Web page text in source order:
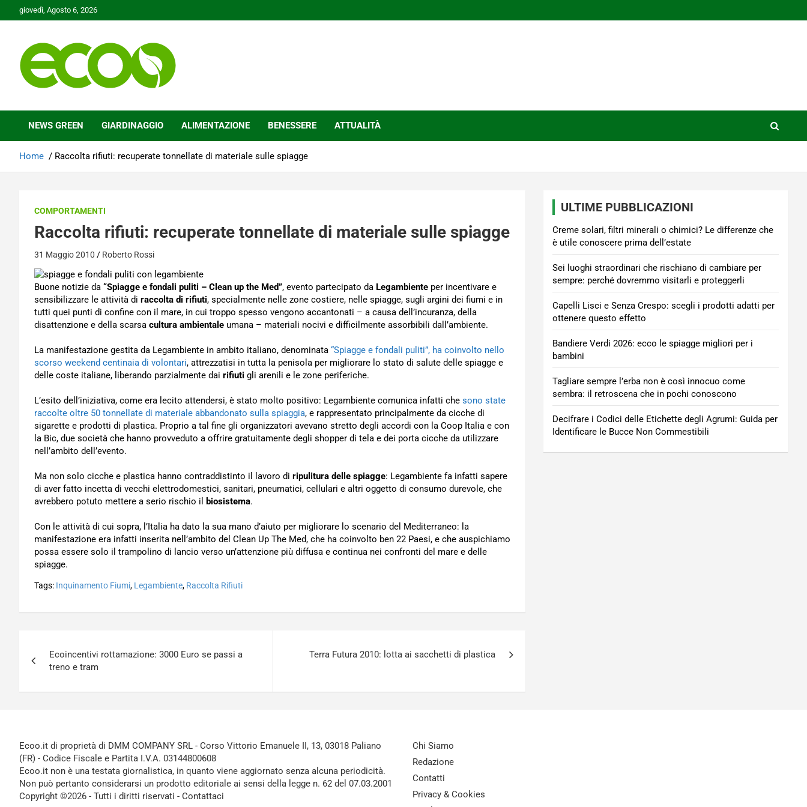
to
giovedì, Agosto 6, 2026
Ecoo.it
NEWS GREEN GIARDINAGGIO ALIMENTAZIONE BENESSERE ATTUALITÀ
Home Raccolta rifiuti: recuperate tonnellate di materiale sulle spiagge
COMPORTAMENTI
Raccolta rifiuti: recuperate tonnellate di materiale sulle spiagge
31 Maggio 2010 Roberto Rossi
Buone notizie da “Spiagge e fondali puliti – Clean up the Med”, evento partecipato da Legambiente per incentivare e
sensibilizzare le attività di raccolta di rifiuti, specialmente nelle zone costiere, nelle spiagge, sugli argini dei fiumi e in
tutti quei punti di confine con il mare, in cui troppo spesso vengono accantonati – a causa dell’incuranza, della
disattenzione e della scarsa cultura ambientale umana – materiali nocivi e difficilmente assorbibili dall’ambiente.
La manifestazione gestita da Legambiente in ambito italiano, denominata “Spiagge e fondali puliti”, ha coinvolto nello
scorso weekend centinaia di volontari, attrezzatisi in tutta la penisola per migliorare lo stato di salute delle spiagge e
delle coste italiane, liberando parzialmente dai rifiuti gli arenili e le zone periferiche.
L’esito dell’iniziativa, come era lecito attendersi, è stato molto positivo: Legambiente comunica infatti che sono state
raccolte oltre 50 tonnellate di materiale abbandonato sulla spiaggia, e rappresentato principalmente da cicche di
sigarette e prodotti di plastica. Proprio a tal fine gli organizzatori avevano stretto degli accordi con la Coop Italia e con
la Bic, due società che hanno provveduto a offrire gratuitamente degli shopper di tela e dei porta cicche da utilizzare
nell’ambito dell’evento.
Ma non solo cicche e plastica hanno contraddistinto il lavoro di ripulitura delle spiagge: Legambiente fa infatti sapere
di aver fatto incetta di vecchi elettrodomestici, sanitari, pneumatici, cellulari e altri oggetto di consumo durevole, che
avrebbero potuto mettere a serio rischio il
biosistema.
Con le attività di cui sopra, l’Italia ha dato la sua mano d’aiuto per migliorare lo scenario del Mediterraneo: la
manifestazione era infatti inserita nell’ambito del Clean Up The Med, che ha coinvolto ben 22 Paesi, e che auspichiamo
possa essere solo il trampolino di lancio verso un’attenzione più diffusa e continua nei confronti del mare e delle
spiagge.
Tags: Inquinamento Fiumi, Legambiente, Raccolta Rifiuti
articoli
Ecoincentivi rottamazione: 3000 Euro se passi a
treno e tram
Terra Futura 2010: lotta ai sacchetti di plastica
ULTIME PUBBLICAZIONI
Creme solari, filtri minerali o chimici? Le differenze che
è utile conoscere prima dell’estate
Sei luoghi straordinari che rischiano di cambiare per
sempre: perché dovremmo visitarli e proteggerli
Capelli Lisci e Senza Crespo: scegli i prodotti adatti per
ottenere questo effetto
Bandiere Verdi 2026: ecco le spiagge migliori per i
bambini
Tagliare sempre l’erba non è così innocuo come
sembra: il retroscena che in pochi conoscono
Decifrare i Codici delle Etichette degli Agrumi: Guida per
Identificare le Bucce Non Commestibili
Ecoo.it di proprietà di DMM COMPANY SRL - Corso Vittorio Emanuele II, 13, 03018 Paliano
(FR) - Codice Fiscale e Partita I.V.A. 03144800608
Ecoo.it non è una testata giornalistica, in quanto viene aggiornato senza alcuna periodicità.
Non può pertanto considerarsi un prodotto editoriale ai sensi della legge n. 62 del 07.03.2001
Copyright ©2026 - Tutti i diritti riservati - Contattaci
Chi Siamo
Redazione
Contatti
Privacy & Cookies